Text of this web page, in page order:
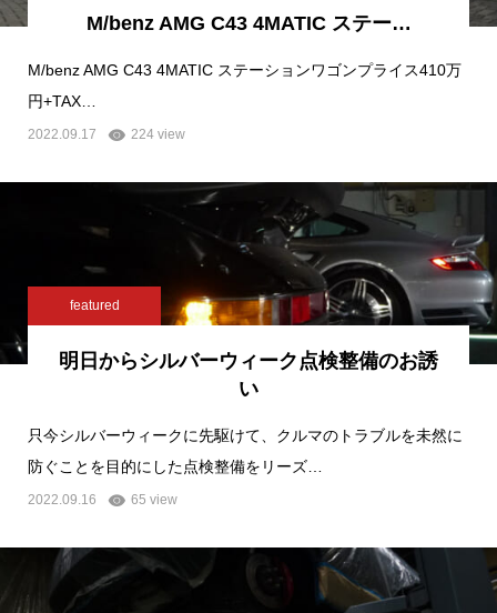
M/benz AMG C43 4MATIC ステー…
M/benz AMG C43 4MATIC ステーションワゴンプライス410万
円+TAX…
2022.09.17 224 view
featured
明日からシルバーウィーク点検整備のお誘
い
只今シルバーウィークに先駆けて、クルマのトラブルを未然に
防ぐことを目的にした点検整備をリーズ…
2022.09.16 65 view